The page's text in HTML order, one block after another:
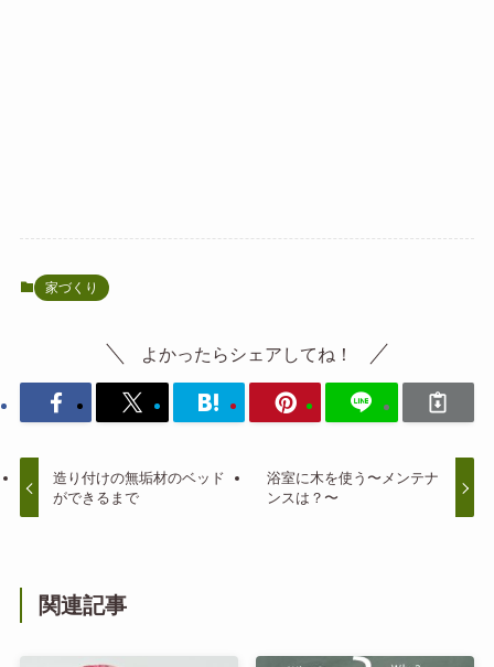
家づくり
よかったらシェアしてね！
造り付けの無垢材のベッド
ができるまで
浴室に木を使う〜メンテナ
ンスは？〜
関連記事